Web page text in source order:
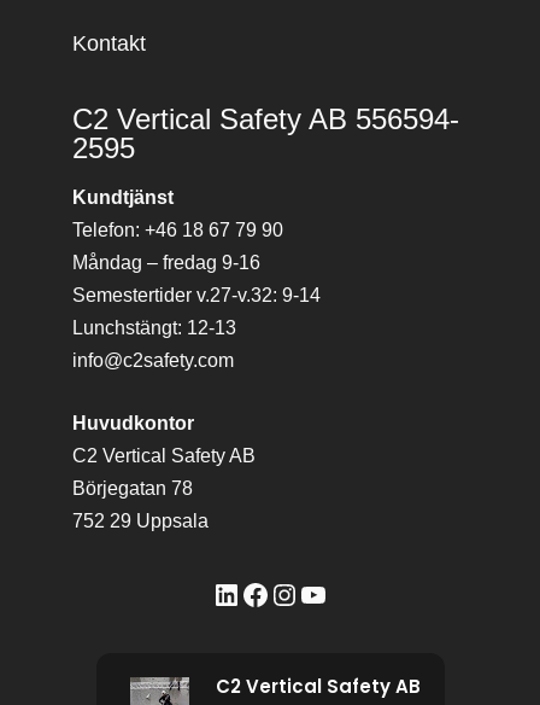
Kontakt
C2 Vertical Safety AB 556594-
2595
Kundtjänst
Telefon: +46 18 67 79 90
Måndag – fredag 9-16
Semestertider v.27-v.32: 9-14
Lunchstängt: 12-13
info@c2safety.com
Huvudkontor
C2 Vertical Safety AB
Börjegatan 78
752 29 Uppsala
LinkedIn
Facebook
Instagram
YouTube
C2 Vertical Safety AB